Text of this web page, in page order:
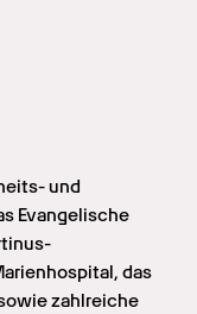
und
Evangelische
das
zahlreiche